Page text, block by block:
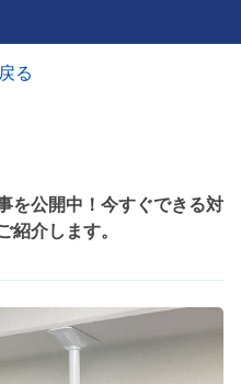
る
を公開中！今すぐできる対
紹介します。